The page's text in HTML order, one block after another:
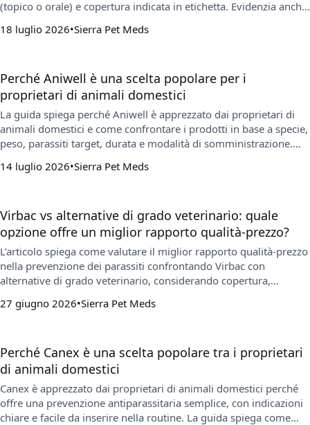
(topico o orale) e copertura indicata in etichetta. Evidenzia anche
veterinario, soprattutto per la filariosi.
18 luglio 2026 Sierra Pet Meds
Perché Aniwell è una scelta popolare per i
proprietari di animali domestici
La guida spiega perché Aniwell è apprezzato dai proprietari di
animali domestici e come confrontare i prodotti in base a specie,
peso, parassiti target, durata e modalità di somministrazione.
sovrapposizioni tra preventivi e per conservare correttamente i
14 luglio 2026 Sierra Pet Meds
Virbac vs alternative di grado veterinario: quale
opzione offre un miglior rapporto qualità-prezzo?
L’articolo spiega come valutare il miglior rapporto qualità-prezzo
nella prevenzione dei parassiti confrontando Virbac con
alternative di grado veterinario, considerando copertura,
rapida per individuare lacune di protezione e scegliere una
27 giugno 2026 Sierra Pet Meds
Perché Canex è una scelta popolare tra i proprietari
di animali domestici
Canex è apprezzato dai proprietari di animali domestici perché
offre una prevenzione antiparassitaria semplice, con indicazioni
chiare e facile da inserire nella routine. La guida spiega come